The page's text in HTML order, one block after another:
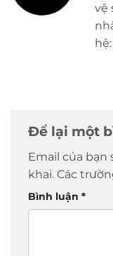
vệ
Để lại một
Email của
khai. Các
Bình luận *